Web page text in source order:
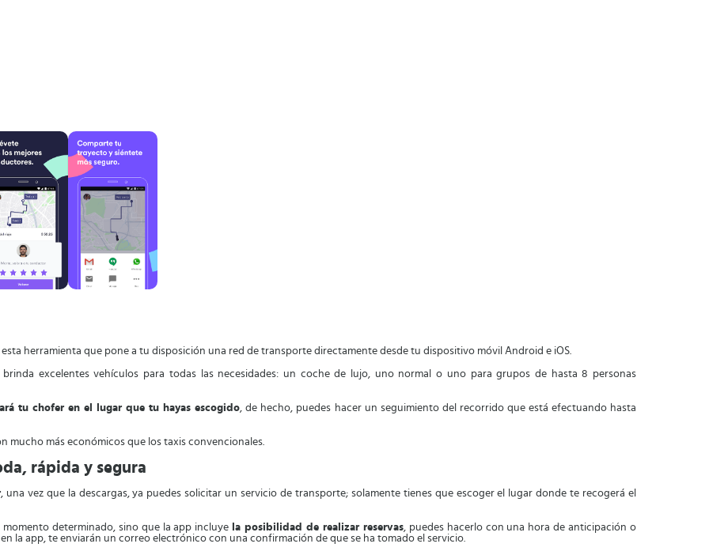
herramienta que pone a tu disposición una red de transporte directamente desde tu dispositivo móvil Android e iOS.
excelentes vehículos para todas las necesidades: un coche de lujo, uno normal o uno para grupos de hasta 8 personas
tu chofer en el lugar que tu hayas escogido, de hecho, puedes hacer un seguimiento del recorrido que está efectuando hasta
mucho más económicos que los taxis convencionales.
rápida y segura
, una vez que la descargas, ya puedes solicitar un servicio de transporte; solamente tienes que escoger el lugar donde te recogerá el
determinado, sino que la app incluye la posibilidad de realizar reservas, puedes hacerlo con una hora de anticipación o
la app, te enviarán un correo electrónico con una confirmación de que se ha tomado el servicio.